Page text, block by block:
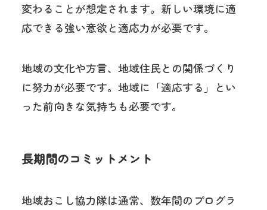
変わることが想定されます。新しい環境に適
応できる強い意欲と適応力が必要です。
地域の文化や方言、地域住民との関係づくり
に努力が必要です。地域に「適応する」とい
った前向きな気持ちも必要です。
長期間のコミットメント
地域おこし協力隊は通常、数年間のプログラ